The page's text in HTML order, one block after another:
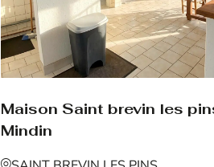
Maison Saint brevin les
Mindin